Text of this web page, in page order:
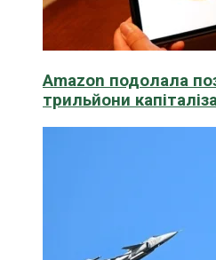
Amazon подолала
трильйони